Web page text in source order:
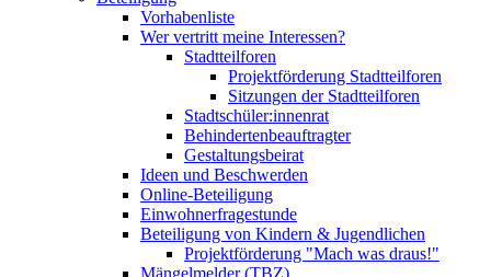
Vorhabenliste
Wer vertritt meine Interessen?
Stadtteilforen
Projektförderung Stadtteilforen
Sitzungen der Stadtteilforen
Stadtschüler:innenrat
Behindertenbeauftragter
Gestaltungsbeirat
Ideen und Beschwerden
Online-Beteiligung
Einwohnerfragestunde
Beteiligung von Kindern & Jugendlichen
Projektförderung "Mach was draus!"
Mängelmelder (TBZ)